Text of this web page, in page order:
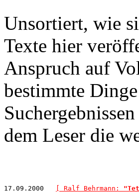
Unsortiert, wie
Texte hier
Anspruch auf
bestimmte
dem Leser die
17.09.2000 [ Ralf Behrmann: